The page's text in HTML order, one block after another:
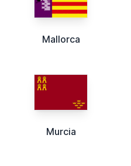
Mallorca
Murcia